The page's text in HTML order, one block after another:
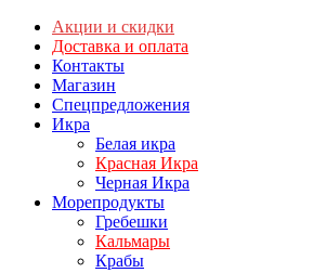
Акции и скидки
Доставка и оплата
Контакты
Магазин
Спецпредложения
Икра
Белая икра
Красная Икра
Черная Икра
Морепродукты
Гребешки
Кальмары
Крабы